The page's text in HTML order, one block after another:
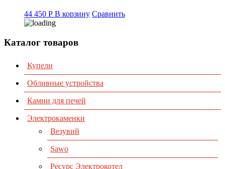
44 450 Р В корзину Сравнить
Каталог товаров
Купели
Обливные устройства
Камни для печей
Электрокаменки
Везувий
Sawo
Ресурс Электрокотел